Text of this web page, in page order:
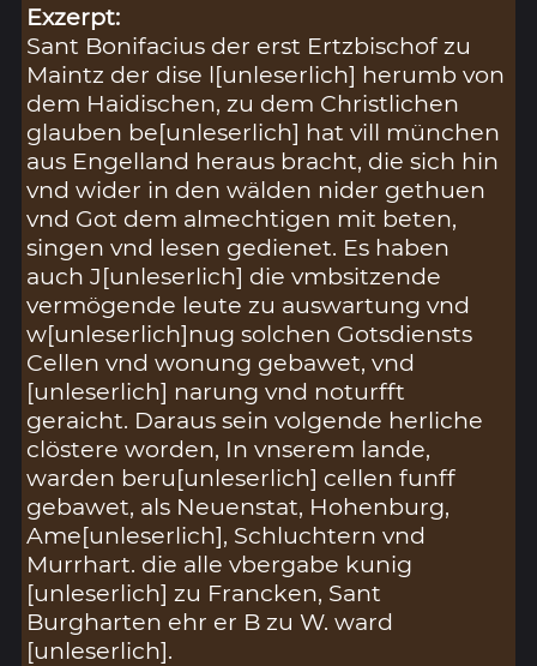
Exzerpt:
Sant Bonifacius der erst Ertzbischof zu
Maintz der dise l[unleserlich] herumb von
dem Haidischen, zu dem Christlichen
glauben be[unleserlich] hat vill münchen
aus Engelland heraus bracht, die sich hin
vnd wider in den wälden nider gethuen
vnd Got dem almechtigen mit beten,
singen vnd lesen gedienet. Es haben
auch J[unleserlich] die vmbsitzende
vermögende leute zu auswartung vnd
w[unleserlich]nug solchen Gotsdiensts
Cellen vnd wonung gebawet, vnd
[unleserlich] narung vnd noturfft
geraicht. Daraus sein volgende herliche
clöstere worden, In vnserem lande,
warden beru[unleserlich] cellen funff
gebawet, als Neuenstat, Hohenburg,
Ame[unleserlich], Schluchtern vnd
Murrhart. die alle vbergabe kunig
[unleserlich] zu Francken, Sant
Burgharten ehr er B zu W. ward
[unleserlich].